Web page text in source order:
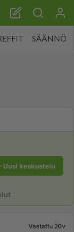
SÄÄNNÖT
Uusi keskustelu
Vastattu 20v